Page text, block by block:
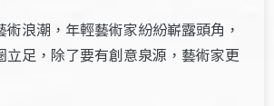
浪潮，年輕藝術家紛紛嶄露頭角，
立足，除了要有創意泉源，藝術家更